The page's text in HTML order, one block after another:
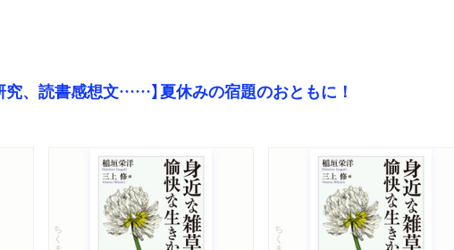
究、読書感想文……】夏休みの宿題のおともに！
ちくま文庫 ちくま文庫